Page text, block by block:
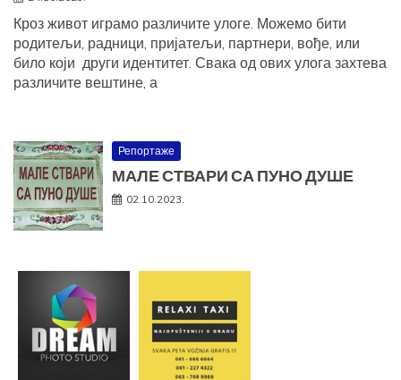
Кроз живот играмо различите улоге. Можемо бити
родитељи, радници, пријатељи, партнери, вође, или
било који други идентитет. Свака од ових улога захтева
различите вештине, а
Репортаже
МАЛЕ СТВАРИ СА ПУНО ДУШЕ
02.10.2023.